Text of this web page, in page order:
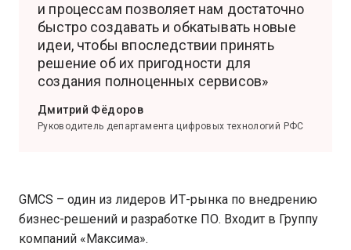
и процессам позволяет нам достаточно
быстро создавать и обкатывать новые
идеи, чтобы впоследствии принять
решение об их пригодности для
создания полноценных сервисов»
Дмитрий Фёдоров
Руководитель департамента цифровых технологий РФС
GMCS – один из лидеров ИТ-рынка по внедрению
бизнес-решений и разработке ПО. Входит в Группу
компаний «Максима».